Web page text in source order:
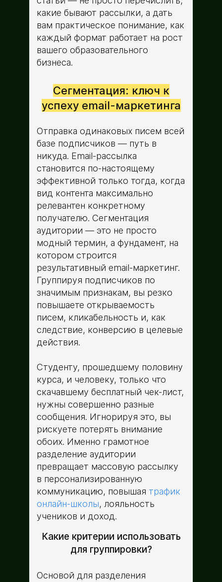
какие бывают рассылки, а дать
вам практическое понимание, как
каждый формат работает на рост
вашего образовательного
бизнеса.
Сегментация: ключ к
успеху email-маркетинга
Отправка одинаковых писем всей
базе подписчиков — путь в
никуда. Email-рассылка
становится по-настоящему
эффективной только тогда, когда
вид контента максимально
релевантен конкретному
получателю. Сегментация
аудитории — это не просто
модный термин, а фундамент, на
котором строится
результативный email-маркетинг.
Группируя подписчиков по
значимым признакам, вы резко
повышаете открываемость
писем, кликабельность и, как
следствие, конверсию в целевые
действия.
Студенту, прошедшему половину
курса, и человеку, только что
скачавшему бесплатный чек-лист,
нужны совершенно разные
сообщения. Игнорируя это, вы
рискуете потерять внимание
обоих. Именно грамотное
разделение аудитории
превращает массовую рассылку
в персонализированную
коммуникацию, повышая трафик
онлайн-школы, лояльность
учеников и доход.
Какие критерии использовать
для группировки?
Основой для разделения